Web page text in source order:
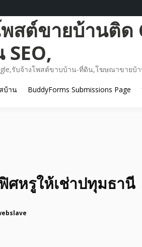
สต์ขายบ้านติด
รับจ้างโพสต์ขาบบ้าน-ที่ดิน,โฆษณาขายบ้า
บ้าน BuddyForms Submissions Page
ศหรูให้เช่าปทุมธานี